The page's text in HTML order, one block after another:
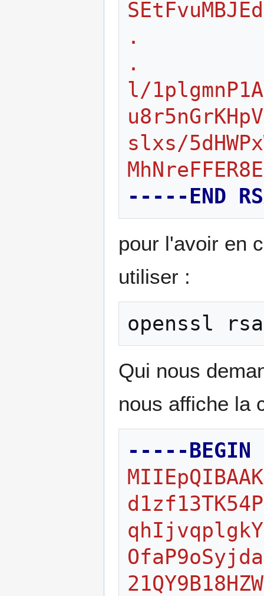
.
.
l/
slxs/
-----END
pour l'avoir en
utiliser :
openssl rsa
Qui nous
nous affiche la
-----BEGIN